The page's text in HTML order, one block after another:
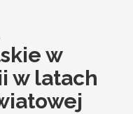
w
w latach